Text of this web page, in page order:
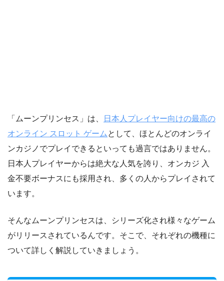
「ムーンプリンセス」は、
日本人プレイヤー向けの最高の
オンライン スロット ゲーム として、ほとんどのオンライ
ンカジノでプレイできるといっても過言ではありません。
日本人プレイヤーからは絶大な人気を誇り、オンカジ 入
金不要ボーナスにも採用され、多くの人からプレイされて
います。
そんなムーンプリンセスは、シリーズ化され様々なゲーム
がリリースされているんです。そこで、それぞれの機種に
ついて詳しく解説していきましょう。